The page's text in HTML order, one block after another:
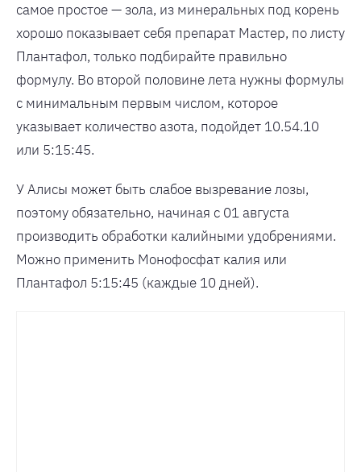
самое простое — зола, из минеральных под корень
хорошо показывает себя препарат Мастер, по листу
Плантафол, только подбирайте правильно
формулу. Во второй половине лета нужны формулы
с минимальным первым числом, которое
указывает количество азота, подойдет 10.54.10
или 5:15:45.
У Алисы может быть слабое вызревание лозы,
поэтому обязательно, начиная с 01 августа
производить обработки калийными удобрениями.
Можно применить Монофосфат калия или
Плантафол 5:15:45 (каждые 10 дней).